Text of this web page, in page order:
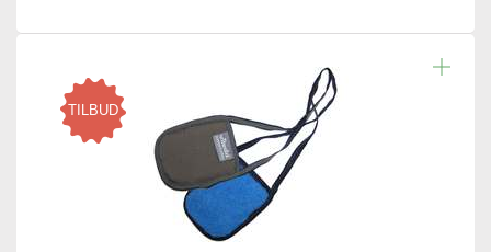
TILBUD